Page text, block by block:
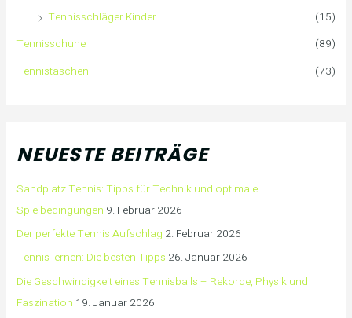
Tennisschläger Kinder
(15)
Tennisschuhe
(89)
Tennistaschen
(73)
NEUESTE BEITRÄGE
Sandplatz Tennis: Tipps für Technik und optimale
Spielbedingungen 9. Februar 2026
Der perfekte Tennis Aufschlag 2. Februar 2026
Tennis lernen: Die besten Tipps 26. Januar 2026
Die Geschwindigkeit eines Tennisballs – Rekorde, Physik und
Faszination 19. Januar 2026